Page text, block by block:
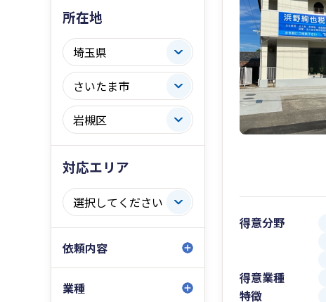
所在地
対応エリア
依頼内容
業種
得意分野
得意業種
特徴